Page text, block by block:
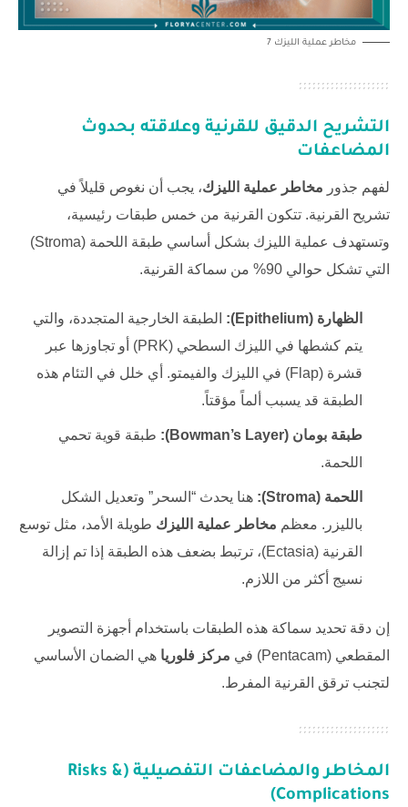
مخاطر عملية الليزك 7
التشريح الدقيق للقرنية وعلاقته بحدوث
المضاعفات
لفهم جذور مخاطر عملية الليزك، يجب أن نغوص قليلاً في
تشريح القرنية. تتكون القرنية من خمس طبقات رئيسية،
وتستهدف عملية الليزك بشكل أساسي طبقة اللحمة (Stroma)
التي تشكل حوالي 90% من سماكة القرنية.
الظهارة (Epithelium):
الطبقة الخارجية المتجددة، والتي
يتم كشطها في الليزك السطحي (PRK) أو تجاوزها عبر
قشرة (Flap) في الليزك والفيمتو. أي خلل في التئام هذه
الطبقة قد يسبب ألماً مؤقتاً.
طبقة بومان (Bowman’s Layer):
طبقة قوية تحمي
اللحمة.
اللحمة (Stroma):
هنا يحدث “السحر” وتعديل الشكل
بالليزر. معظم مخاطر عملية الليزك طويلة الأمد، مثل توسع
القرنية (Ectasia)، ترتبط بضعف هذه الطبقة إذا تم إزالة
نسيج أكثر من اللازم.
إن دقة تحديد سماكة هذه الطبقات باستخدام أجهزة التصوير
المقطعي (Pentacam) في
مركز فلوريا هي الضمان الأساسي
لتجنب ترقق القرنية المفرط.
المخاطر والمضاعفات التفصيلية (Risks &
Complications)